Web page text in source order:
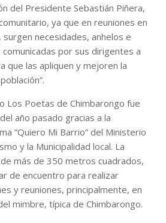
del Presidente Sebastián Piñera,
ya que en reuniones en
necesidades, anhelos e
por sus dirigentes a
que las apliquen y mejoren la
Los Poetas de Chimbarongo fue
año pasado gracias a la
“Quiero Mi Barrio” del Ministerio
y la Municipalidad local. La
más de 350 metros cuadrados,
de encuentro para realizar
y reuniones, principalmente, en
mimbre, típica de Chimbarongo.